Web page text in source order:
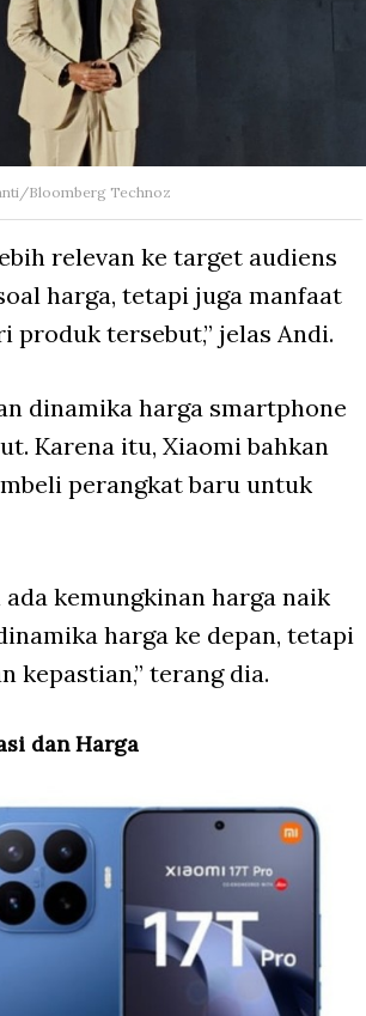
Bloomberg Technoz
relevan ke target audiens
harga, tetapi juga manfaat
produk tersebut,” jelas Andi.
dinamika harga smartphone
Karena itu, Xiaomi bahkan
perangkat baru untuk
kemungkinan harga naik
harga ke depan, tetapi
kepastian,” terang dia.
dan Harga